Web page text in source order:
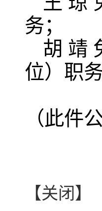
务；
胡 靖
位）职务
（此件
【关闭】